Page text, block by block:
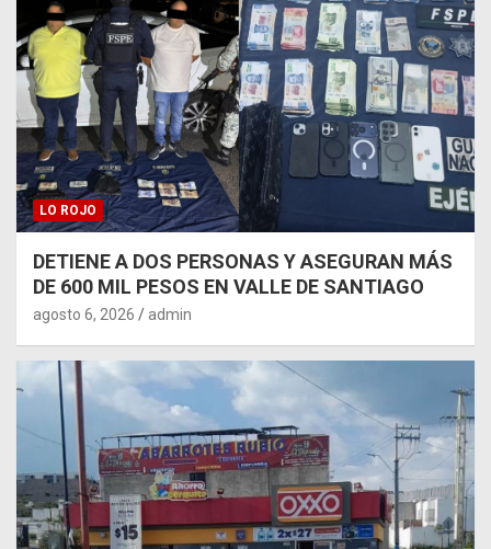
LO ROJO
DETIENE A DOS PERSONAS Y ASEGURAN MÁS
DE 600 MIL PESOS EN VALLE DE SANTIAGO
agosto 6, 2026 admin